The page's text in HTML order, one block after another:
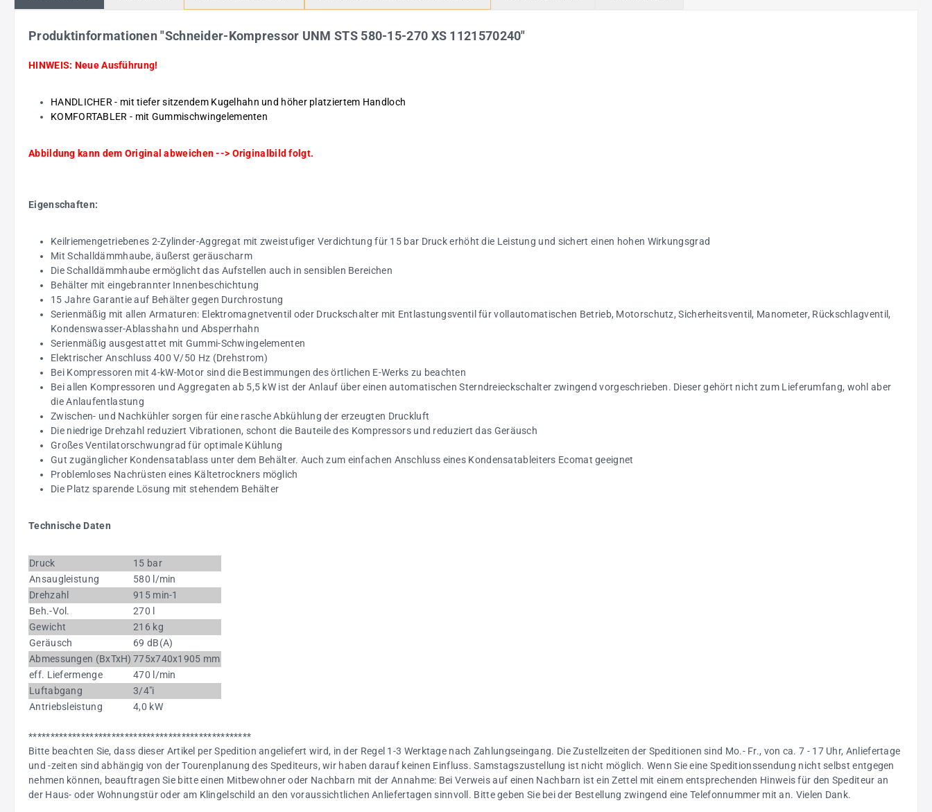
Produktinformationen "Schneider-Kompressor UNM STS 580-15-270 XS 1121570240"
HINWEIS: Neue Ausführung!
HANDLICHER - mit tiefer sitzendem Kugelhahn und höher platziertem Handloch
KOMFORTABLER - mit Gummischwingelementen
Abbildung kann dem Original abweichen --> Originalbild folgt.
Eigenschaften:
Keilriemengetriebenes 2-Zylinder-Aggregat mit zweistufiger Verdichtung für 15 bar Druck erhöht die Leistung und sichert einen hohen Wirkungsgrad
Mit Schalldämmhaube, äußerst geräuscharm
Die Schalldämmhaube ermöglicht das Aufstellen auch in sensiblen Bereichen
Behälter mit eingebrannter Innenbeschichtung
15 Jahre Garantie auf Behälter gegen Durchrostung
Serienmäßig mit allen Armaturen: Elektromagnetventil oder Druckschalter mit Entlastungsventil für vollautomatischen Betrieb, Motorschutz, Sicherheitsventil, Manometer, Rückschlagventil,
Kondenswasser-Ablasshahn und Absperrhahn
Serienmäßig ausgestattet mit Gummi-Schwingelementen
Elektrischer Anschluss 400 V/50 Hz (Drehstrom)
Bei Kompressoren mit 4-kW-Motor sind die Bestimmungen des örtlichen E-Werks zu beachten
Bei allen Kompressoren und Aggregaten ab 5,5 kW ist der Anlauf über einen automatischen Sterndreieckschalter zwingend vorgeschrieben. Dieser gehört nicht zum Lieferumfang, wohl aber
die Anlaufentlastung
Zwischen- und Nachkühler sorgen für eine rasche Abkühlung der erzeugten Druckluft
Die niedrige Drehzahl reduziert Vibrationen, schont die Bauteile des Kompressors und reduziert das Geräusch
Großes Ventilatorschwungrad für optimale Kühlung
Gut zugänglicher Kondensatablass unter dem Behälter. Auch zum einfachen Anschluss eines Kondensatableiters Ecomat geeignet
Problemloses Nachrüsten eines Kältetrockners möglich
Die Platz sparende Lösung mit stehendem Behälter
Technische Daten
Druck
15 bar
Ansaugleistung
580 l/min
Drehzahl
915 min-1
Beh.-Vol.
270 l
Gewicht
216 kg
Geräusch
69 dB(A)
Abmessungen (BxTxH) 775x740x1905 mm
eff. Liefermenge
470 l/min
Luftabgang
3/4"i
Antriebsleistung
4,0 kW
***************************************************
Bitte beachten Sie, dass dieser Artikel per Spedition angeliefert wird, in der Regel 1-3 Werktage nach Zahlungseingang. Die Zustellzeiten der Speditionen sind Mo.- Fr., von ca. 7 - 17 Uhr, Anliefertage
und -zeiten sind abhängig von der Tourenplanung des Spediteurs, wir haben darauf keinen Einfluss. Samstagszustellung ist nicht möglich. Wenn Sie eine Speditionssendung nicht selbst entgegen
nehmen können, beauftragen Sie bitte einen Mitbewohner oder Nachbarn mit der Annahme: Bei Verweis auf einen Nachbarn ist ein Zettel mit einem entsprechenden Hinweis für den Spediteur an
der Haus- oder Wohnungstür oder am Klingelschild an den voraussichtlichen Anliefertagen sinnvoll. Bitte geben Sie bei der Bestellung zwingend eine Telefonnummer mit an. Vielen Dank.